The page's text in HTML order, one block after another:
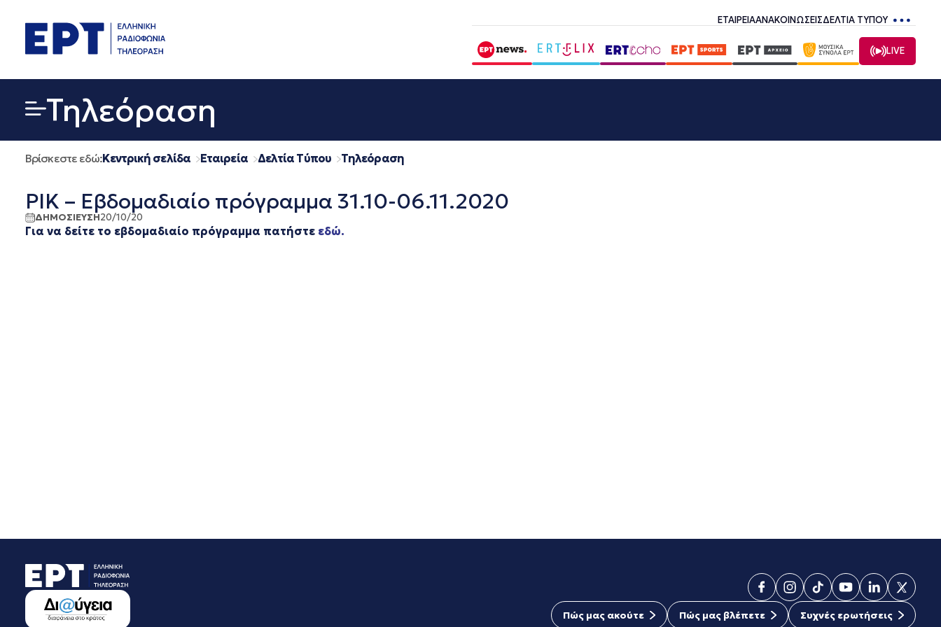
περιεχόμενο
ΕΤΑΙΡΕΙΑΑΝΑΚΟΙΝΩΣΕΙΣΔΕΛΤΙΑ ΤΥΠΟΥ
LIVE
Τηλεόραση
Βρίσκεστε εδώ:Κεντρική σελίδα Εταιρεία Δελτία Τύπου Τηλεόραση
ΡΙΚ – Εβδομαδιαίο πρόγραμμα 31.10-06.11.2020
ΔΗΜΟΣΙΕΥΣΗ20/10/20
Για να δείτε το εβδομαδιαίο πρόγραμμα πατήστε εδώ.
Πώς μας ακούτε Πώς μας βλέπετε Συχνές ερωτήσεις